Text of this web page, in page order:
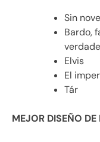
Sin
Bardo,
Elvis
El
Tár
MEJOR DISEÑO